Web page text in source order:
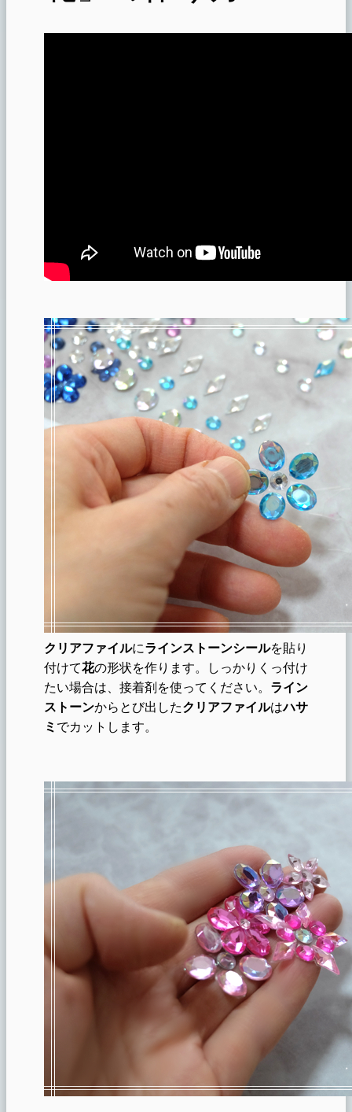
クリアファイルにラインストーンシールを貼り
付けて花の形状を作ります。しっかりくっ付け
たい場合は、接着剤を使ってください。 ライン
ストーンからとび出したクリアファイルはハサ
ミ でカットします。